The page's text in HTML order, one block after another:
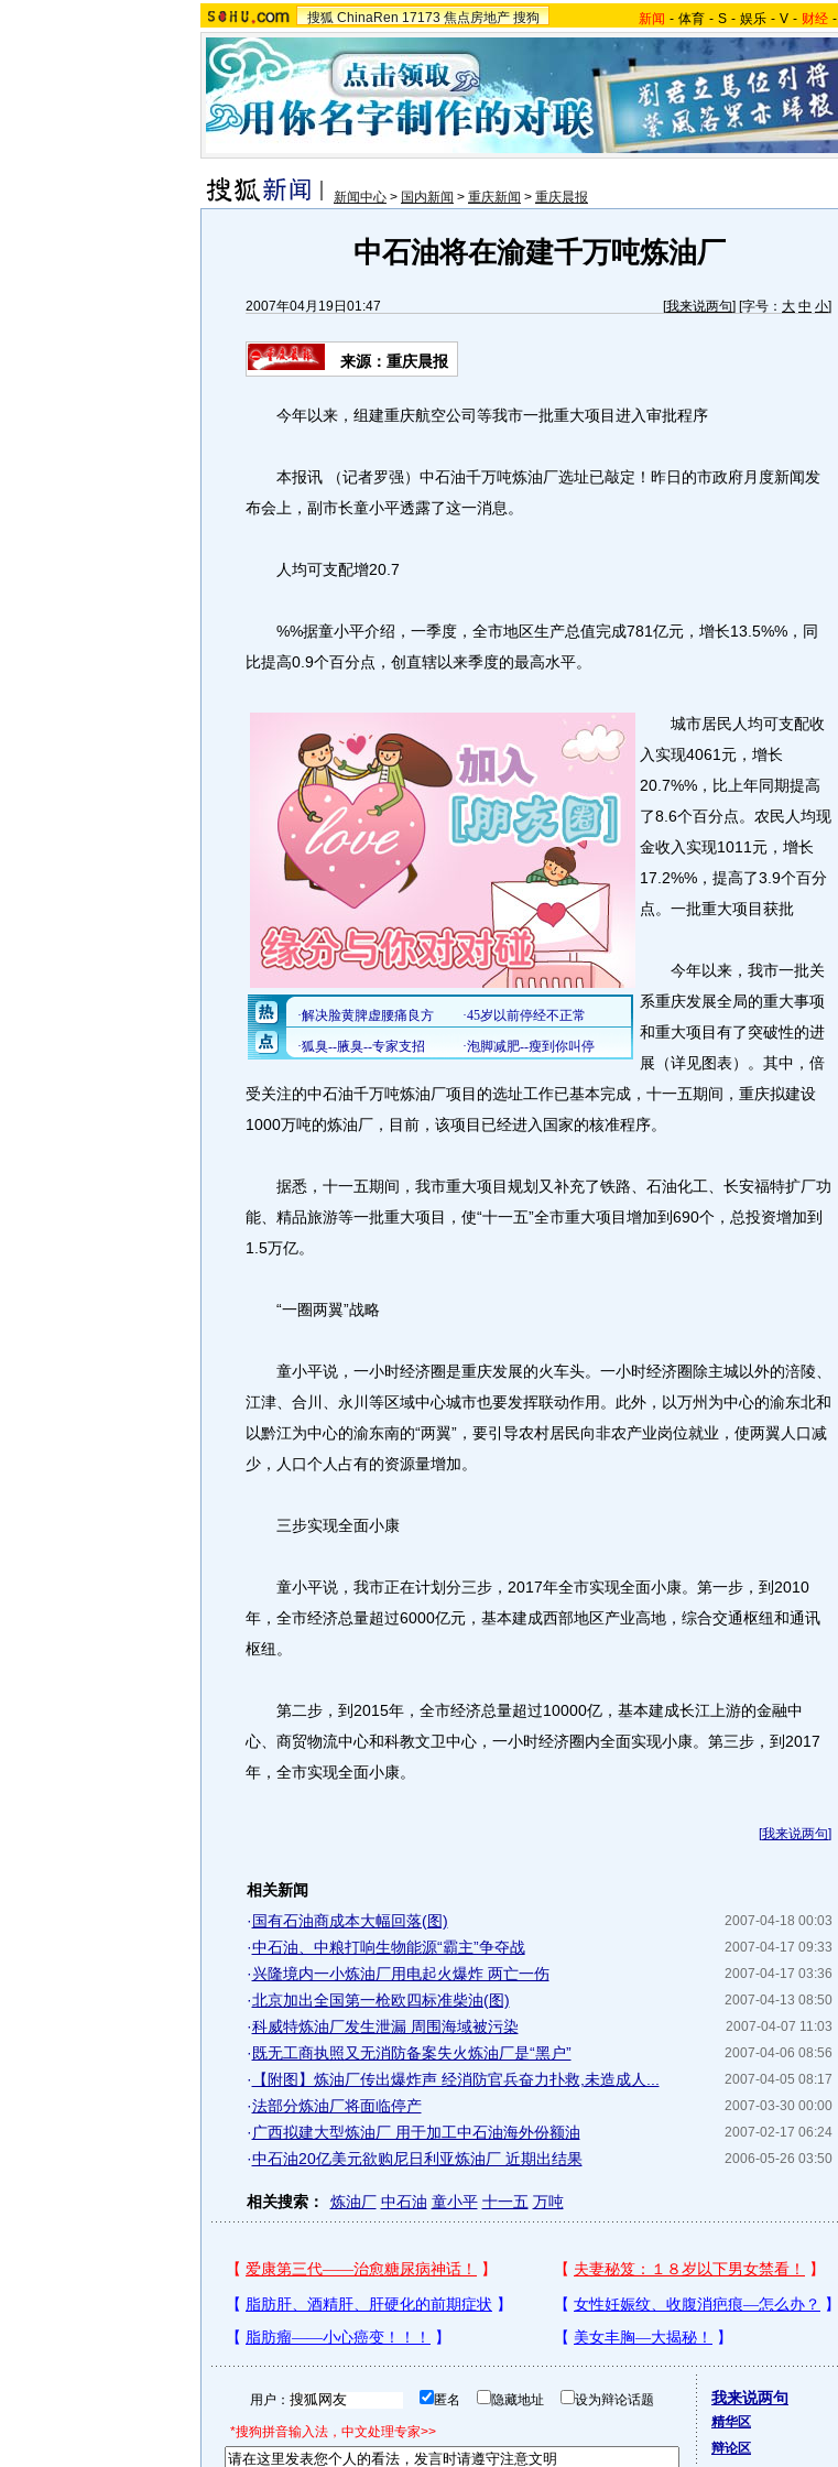
搜狐 ChinaRen 17173 焦点房地产 搜狗 新闻 - 体育 - S - 娱乐 - V - 财经 -
新闻中心 > 国内新闻 > 重庆新闻 > 重庆晨报
中石油将在渝建千万吨炼油厂
2007年04月19日01:47 [我来说两句] [字号： 大 中 小]
来源：重庆晨报
今年以来，组建重庆航空公司等我市一批重大项目进入审批程序
本报讯 （记者罗强）中石油千万吨炼油厂选址已敲定！昨日的市政府月度新闻发
布会上，副市长童小平透露了这一消息。
人均可支配增20.7
%%据童小平介绍，一季度，全市地区生产总值完成781亿元，增长13.5%%，同
比提高0.9个百分点，创直辖以来季度的最高水平。
城市居民人均可支配收
入实现4061元，增长
20.7%%，比上年同期提高
了8.6个百分点。农民人均现
金收入实现1011元，增长
17.2%%，提高了3.9个百分
点。一批重大项目获批
今年以来，我市一批关
系重庆发展全局的重大事项
和重大项目有了突破性的进
展（详见图表）。其中，倍
受关注的中石油千万吨炼油厂项目的选址工作已基本完成，十一五期间，重庆拟建设
1000万吨的炼油厂，目前，该项目已经进入国家的核准程序。
据悉，十一五期间，我市重大项目规划又补充了铁路、石油化工、长安福特扩厂功
能、精品旅游等一批重大项目，使“十一五”全市重大项目增加到690个，总投资增加到
1.5万亿。
“一圈两翼”战略
童小平说，一小时经济圈是重庆发展的火车头。一小时经济圈除主城以外的涪陵、
江津、合川、永川等区域中心城市也要发挥联动作用。此外，以万州为中心的渝东北和
以黔江为中心的渝东南的“两翼”，要引导农村居民向非农产业岗位就业，使两翼人口减
少，人口个人占有的资源量增加。
三步实现全面小康
童小平说，我市正在计划分三步，2017年全市实现全面小康。第一步，到2010
年，全市经济总量超过6000亿元，基本建成西部地区产业高地，综合交通枢纽和通讯
枢纽。
第二步，到2015年，全市经济总量超过10000亿，基本建成长江上游的金融中
心、商贸物流中心和科教文卫中心，一小时经济圈内全面实现小康。第三步，到2017
年，全市实现全面小康。
[我来说两句]
相关新闻
2007-04-18 00:03
·国有石油商成本大幅回落(图)
2007-04-17 09:33
·中石油、中粮打响生物能源“霸主”争夺战
2007-04-17 03:36
·兴隆境内一小炼油厂用电起火爆炸 两亡一伤
2007-04-13 08:50
·北京加出全国第一枪欧四标准柴油(图)
2007-04-07 11:03
·科威特炼油厂发生泄漏 周围海域被污染
2007-04-06 08:56
· 既无工商执照又无消防备案失火炼油厂是“黑户”
2007-04-05 08:17
· 【附图】炼油厂传出爆炸声 经消防官兵奋力扑救,未造成人...
2007-03-30 00:00
·法部分炼油厂将面临停产
2007-02-17 06:24
· 广西拟建大型炼油厂 用于加工中石油海外份额油
2006-05-26 03:50
·中石油20亿美元欲购尼日利亚炼油厂 近期出结果
相关搜索： 炼油厂 中石油 童小平 十一五 万吨
用户： 匿名 隐藏地址 设为辩论话题
*搜狗拼音输入法，中文处理专家>>
我来说两句
精华区
辩论区